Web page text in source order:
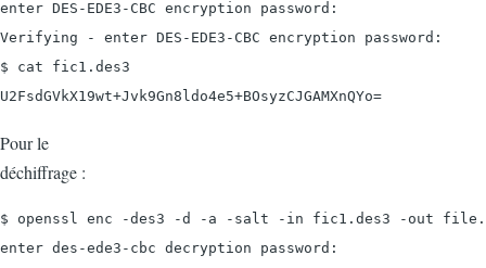
enter DES-EDE3-CBC encryption password:
Verifying - enter DES-EDE3-CBC encryption password:
$ cat fic1.des3
U2FsdGVkX19wt+Jvk9Gn8ldo4e5+BOsyzCJGAMXnQYo=
Pour le
déchiffrage :
$ openssl enc -des3 -d -a -salt -in fic1.des3 -out
enter des-ede3-cbc decryption password: